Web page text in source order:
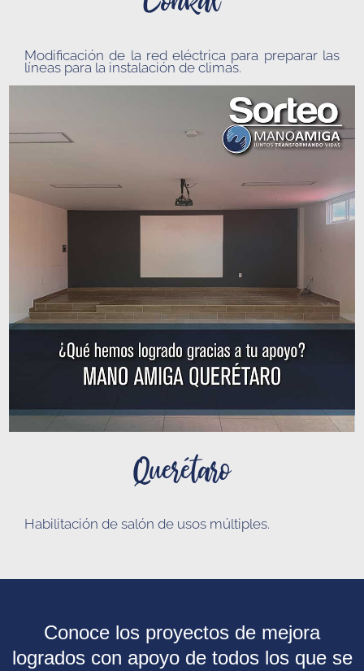
Modificación de la red eléctrica para preparar las
líneas para la instalación de climas.
Querétaro
Habilitación de salón de usos múltiples.
Conoce los proyectos de mejora
logrados con apoyo de todos los que se